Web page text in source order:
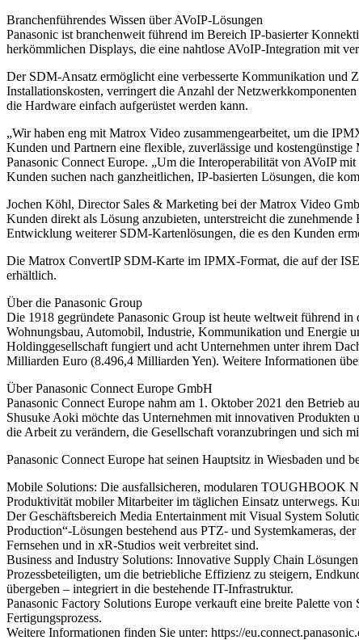
Branchenführendes Wissen über AVoIP-Lösungen
Panasonic ist branchenweit führend im Bereich IP-basierter
herkömmlichen Displays, die eine nahtlose AVoIP-Integration mit
Der SDM-Ansatz ermöglicht eine verbesserte Kommunikation und
Installationskosten, verringert die Anzahl der
die Hardware einfach aufgerüstet werden kann.
„Wir haben eng mit Matrox Video zusammengearbeitet, um die
Kunden und Partnern eine flexible, zuverlässige und
Panasonic Connect Europe. „Um die Interoperabilität von AVoIP
Kunden suchen nach ganzheitlichen, IP-basierten Lösungen, die
Jochen Köhl, Director Sales & Marketing bei der Matrox Video
Kunden direkt als Lösung anzubieten, unterstreicht die
Entwicklung weiterer SDM-Kartenlösungen, die es den Kunden
Die Matrox ConvertIP SDM-Karte im IPMX-Format, die auf der
erhältlich.
Über die Panasonic Group
Die 1918 gegründete Panasonic Group ist heute weltweit führend
Wohnungsbau, Automobil, Industrie, Kommunikation und Energie
Holdinggesellschaft fungiert und acht Unternehmen unter ihrem
Milliarden Euro (8.496,4 Milliarden Yen). Weitere Informationen
Über Panasonic Connect Europe GmbH
Panasonic Connect Europe nahm am 1. Oktober 2021 den Betrieb
Shusuke Aoki möchte das Unternehmen mit innovativen
die Arbeit zu verändern, die Gesellschaft voranzubringen und sich
Panasonic Connect Europe hat seinen Hauptsitz in Wiesbaden und
Mobile Solutions: Die ausfallsicheren, modularen TOUGHBOOK
Produktivität mobiler Mitarbeiter im täglichen Einsatz unterwegs.
Der Geschäftsbereich Media Entertainment mit Visual System
Production“-Lösungen bestehend aus PTZ- und Systemkameras,
Fernsehen und in xR-Studios weit verbreitet sind.
Business and Industry Solutions: Innovative Supply Chain
Prozessbeteiligten, um die betriebliche Effizienz zu steigern,
übergeben – integriert in die bestehende IT-Infrastruktur.
Panasonic Factory Solutions Europe verkauft eine breite Palette
Fertigungsprozess.
Weitere Informationen finden Sie unter: https://